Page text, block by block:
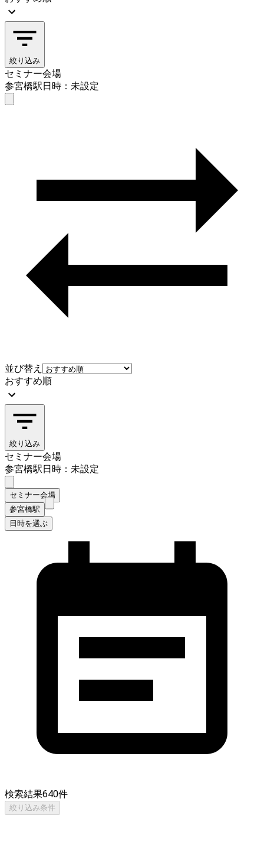
絞り込み
セミナー会場
参宮橋駅日時：未設定
並び替え
おすすめ順
絞り込み
セミナー会場
参宮橋駅日時：未設定
セミナー会場
参宮橋駅
日時を選ぶ
検索結果640件
絞り込み条件